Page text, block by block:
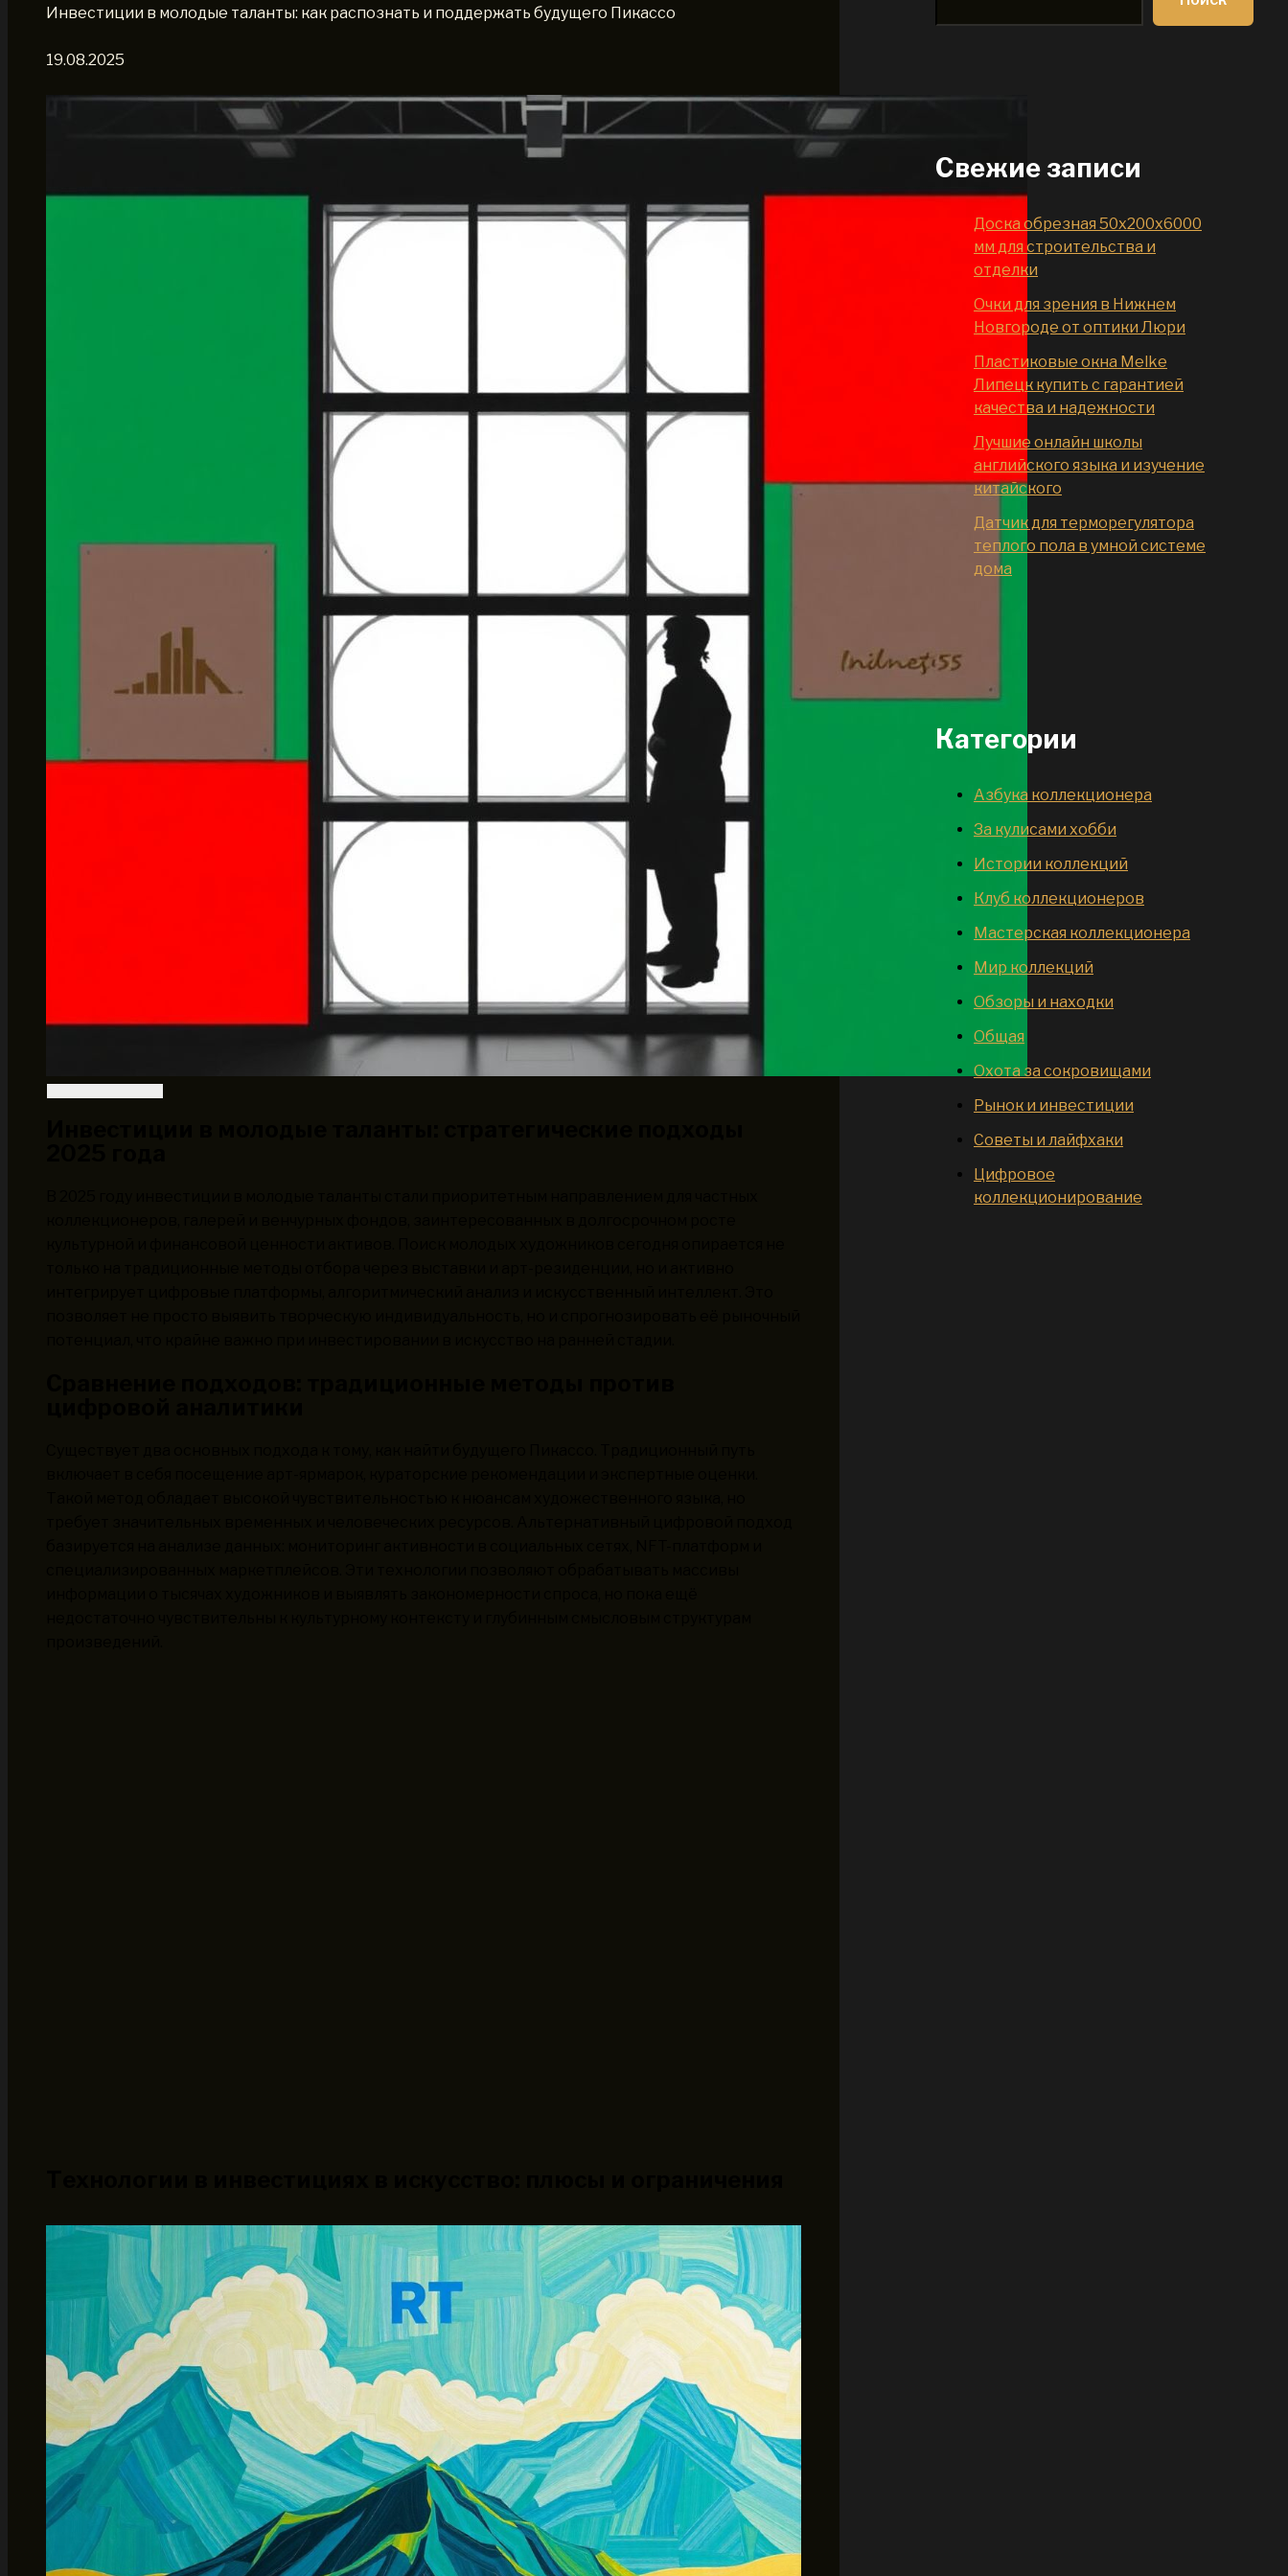
Инвестиции в молодые таланты: как распознать и поддержать будущего Пикассо
19.08.2025
Свежие записи
Доска обрезная 50x200x6000
мм для строительства и
отделки
Очки для зрения в Нижнем
Новгороде от оптики Люри
Пластиковые окна Melke
Липецк купить с гарантией
качества и надежности
Лучшие онлайн школы
английского языка и изучение
китайского
Датчик для терморегулятора
теплого пола в умной системе
дома
Категории
Азбука коллекционера
За кулисами хобби
Истории коллекций
Клуб коллекционеров
Мастерская коллекционера
Мир коллекций
Обзоры и находки
Общая
Охота за сокровищами
Рынок и инвестиции
Советы и лайфхаки
Цифровое
коллекционирование